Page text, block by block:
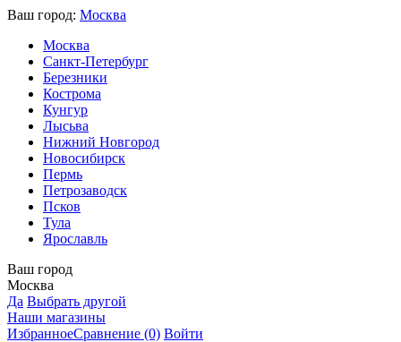
Ваш город: Москва
Москва
Санкт-Петербург
Березники
Кострома
Кунгур
Лысьва
Нижний Новгород
Новосибирск
Пермь
Петрозаводск
Псков
Тула
Ярославль
Ваш город
Москва
Да Выбрать другой
Наши магазины
ИзбранноеСравнение (0) Войти